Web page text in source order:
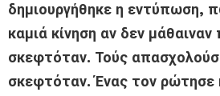
δημιουργήθηκε η εντύπωση,
καμιά κίνηση αν δεν
σκεφτόταν. Τούς
σκεφτόταν. Ένας τον ρώτησε